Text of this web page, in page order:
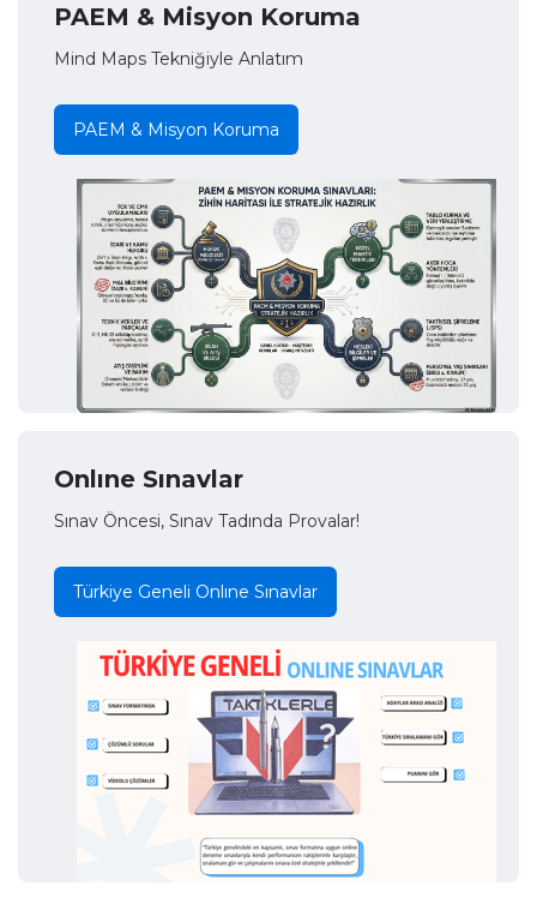
PAEM & Misyon Koruma
Mind Maps Tekniğiyle Anlatım
PAEM & Misyon Koruma
Onlıne Sınavlar
Sınav Öncesi, Sınav Tadında Provalar!
Türkiye Geneli Onlıne Sınavlar